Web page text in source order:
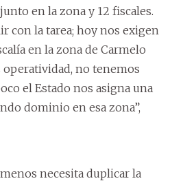
en la zona y 12 fiscales.
con la tarea; hoy nos exigen
en la zona de Carmelo
operatividad, no tenemos
el Estado nos asigna una
dominio en esa zona”,
necesita duplicar la